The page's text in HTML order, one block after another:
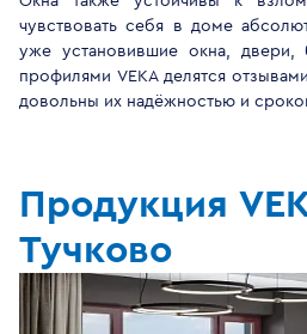
чувствовать себя в доме
уже установившие окна, двери,
профилями VEKA делятся
довольны их надёжностью и
Продукция
Тучково